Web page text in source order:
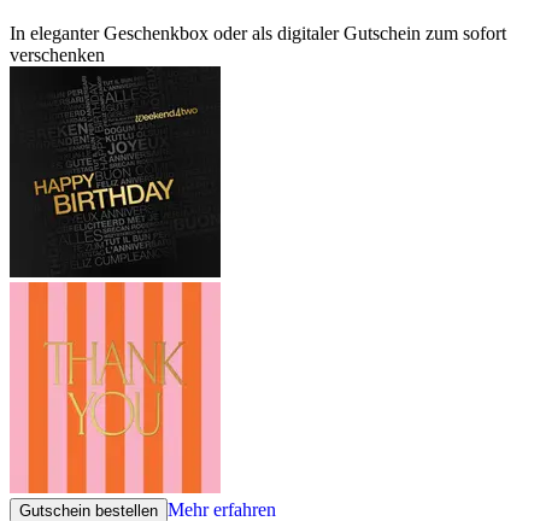
In eleganter Geschenkbox oder als digitaler Gutschein zum sofort
verschenken
Gutschein bestellen Mehr erfahren